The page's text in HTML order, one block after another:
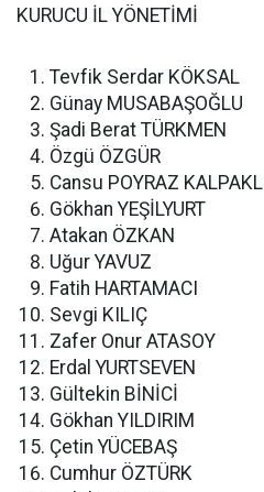
KURUCU İL YÖNETİMİ
Tevfik Serdar KÖKSAL
Günay MUSABAŞOĞLU
Şadi Berat TÜRKMEN
Özgü ÖZGÜR
Cansu POYRAZ KALPAKLI
Gökhan YEŞİLYURT
Atakan ÖZKAN
Uğur YAVUZ
Fatih HARTAMACI
Sevgi KILIÇ
Zafer Onur ATASOY
Erdal YURTSEVEN
Gültekin BİNİCİ
Gökhan YILDIRIM
Çetin YÜCEBAŞ
Cumhur ÖZTÜRK